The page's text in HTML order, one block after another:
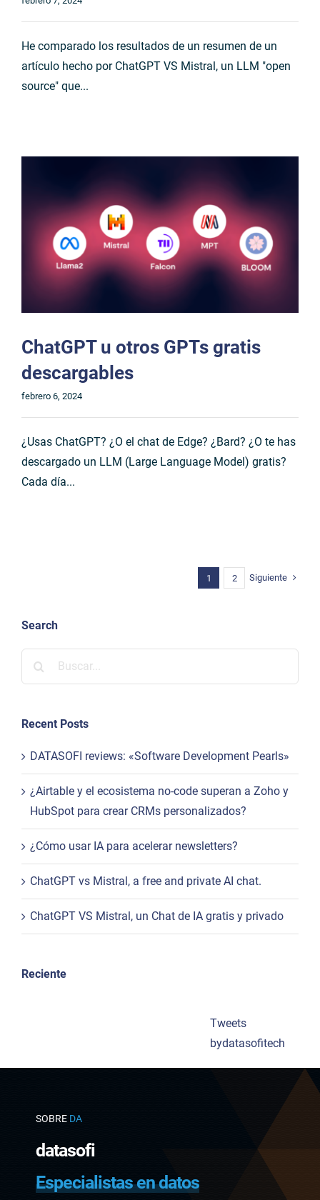
He comparado los resultados de un resumen de un
artículo hecho por ChatGPT VS Mistral, un LLM "open
source" que...
ChatGPT u otros GPTs gratis
descargables
febrero 6, 2024
¿Usas ChatGPT? ¿O el chat de Edge? ¿Bard? ¿O te has
descargado un LLM (Large Language Model) gratis?
Cada día...
1 2 Siguiente
Search
Recent Posts
DATASOFI reviews: «Software Development Pearls»
¿Airtable y el ecosistema no-code superan a Zoho y
HubSpot para crear CRMs personalizados?
¿Cómo usar IA para acelerar newsletters?
ChatGPT vs Mistral, a free and private AI chat.
ChatGPT VS Mistral, un Chat de IA gratis y privado
Reciente
Tweets
bydatasofitech
SOBRE
datasofi
Especialistas en datos